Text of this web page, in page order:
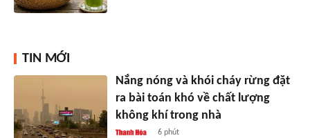
TIN MỚI
Nắng nóng và khói cháy rừng đặt
ra bài toán khó về chất lượng
không khí trong nhà
6 phút